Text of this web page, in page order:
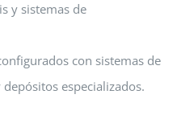
y sistemas de
con sistemas de
especializados.